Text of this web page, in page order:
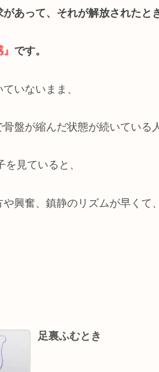
あって、それが解放されたと
です。
いないまま、
盤が縮んだ状態が続いている
見ていると、
興奮、鎮静のリズムが早くて
足裏ふむとき